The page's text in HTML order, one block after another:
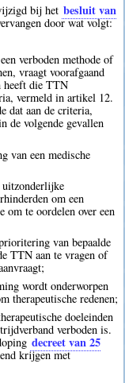
bij het besluit van
door wat volgt:
verboden methode of
vraagt voorafgaand
heeft die TTN
vermeld in artikel 12.
dat aan de criteria,
de volgende gevallen
van een medische
uitzonderlijke
om een
om te oordelen over een
van bepaalde
TTN aan te vragen of
wordt onderworpen
therapeutische redenen;
doeleinden
verboden is.
decreet van 25
krijgen met